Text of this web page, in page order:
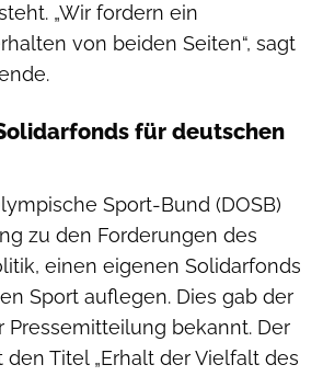
„Wir fordern ein
von beiden Seiten“, sagt
für deutschen
Sport-Bund (DOSB)
zu den Forderungen des
einen eigenen Solidarfonds
Sport auflegen. Dies gab der
Pressemitteilung bekannt. Der
Titel „Erhalt der Vielfalt des